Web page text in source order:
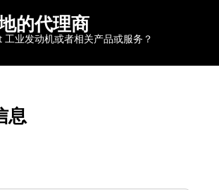
的代理商
工业发动机或者相关产品或服务？
息